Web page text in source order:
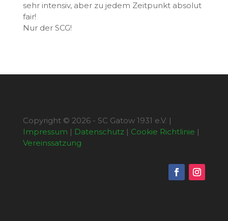
sehr intensiv, aber zu jedem Zeitpunkt absolut
fair!
Nur der SCG!
Copyright © 2026 - SC Gatow 1931 e.V. |
Impressum | Datenschutz| Cookie Richtlinie |
Vereinssatzung